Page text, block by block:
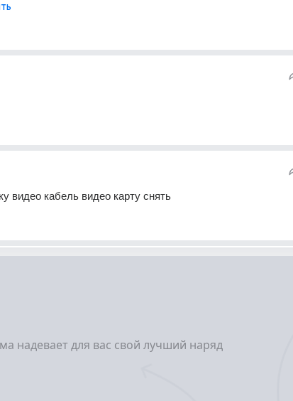
видео кабель видео карту снять